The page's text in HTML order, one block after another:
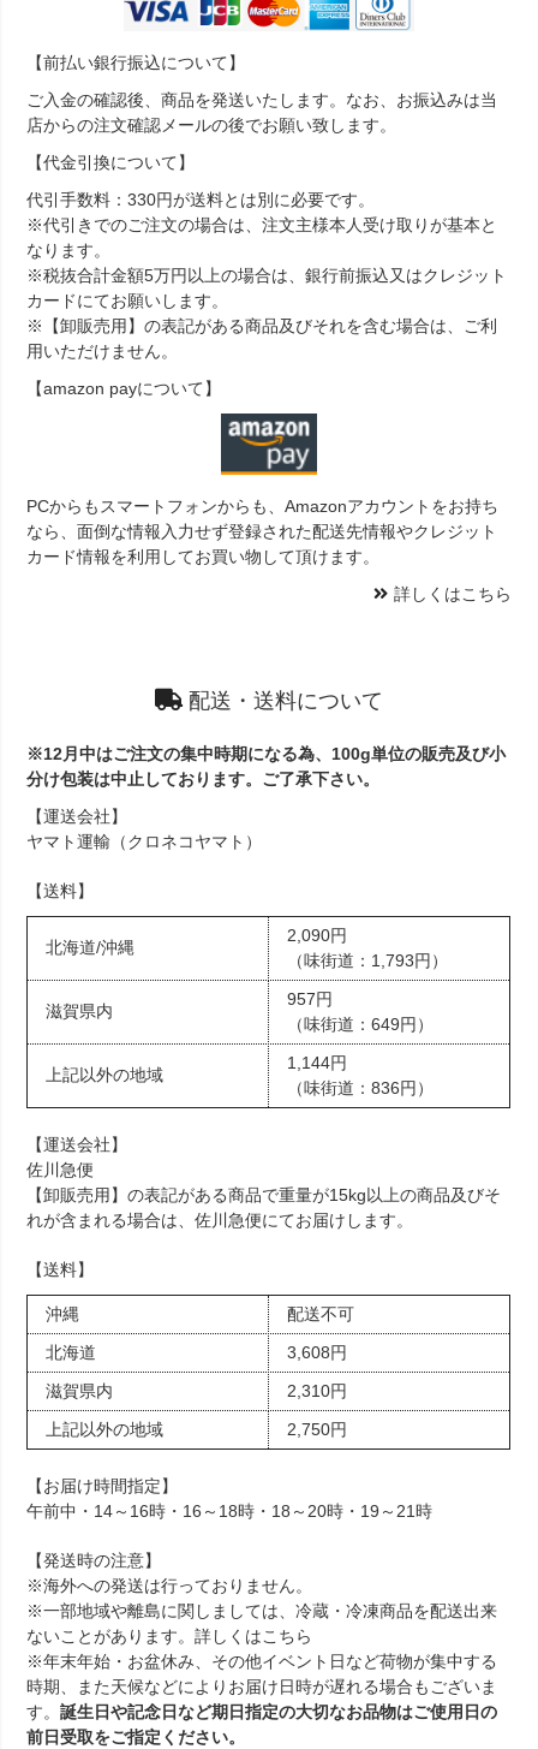
【前払い銀行振込について】
ご入金の確認後、商品を発送いたします。なお、お振込みは当
店からの注文確認メールの後でお願い致します。
【代金引換について】
代引手数料：330円が送料とは別に必要です。
※代引きでのご注文の場合は、注文主様本人受け取りが基本と
なります。
※税抜合計金額5万円以上の場合は、銀行前振込又はクレジット
カードにてお願いします。
※【卸販売用】の表記がある商品及びそれを含む場合は、ご利
用いただけません。
【amazon payについて】
PCからもスマートフォンからも、Amazonアカウントをお持ち
なら、面倒な情報入力せず登録された配送先情報やクレジット
カード情報を利用してお買い物して頂けます。
詳しくはこちら
配送・送料について
※12月中はご注文の集中時期になる為、100g単位の販売及び小
分け包装は中止しております。ご了承下さい。
【運送会社】
ヤマト運輸（クロネコヤマト）
【送料】
北海道/沖縄
2,090円
（味街道：1,793円）
滋賀県内
957円
（味街道：649円）
上記以外の地域
1,144円
（味街道：836円）
【運送会社】
佐川急便
【卸販売用】の表記がある商品で重量が15kg以上の商品及びそ
れが含まれる場合は、佐川急便にてお届けします。
【送料】
沖縄
配送不可
北海道
3,608円
滋賀県内
2,310円
上記以外の地域
2,750円
【お届け時間指定】
午前中・14～16時・16～18時・18～20時・19～21時
【発送時の注意】
※海外への発送は行っておりません。
※一部地域や離島に関しましては、冷蔵・冷凍商品を配送出来
ないことがあります。詳しくはこちら
※年末年始・お盆休み、その他イベント日など荷物が集中する
時期、また天候などによりお届け日時が遅れる場合もございま
す。誕生日や記念日など期日指定の大切なお品物はご使用日の
前日受取をご指定ください。